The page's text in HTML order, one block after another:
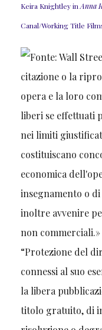
Keira Knightley inAnna
Canal/Working Title